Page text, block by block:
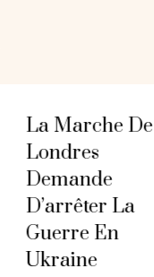
La Marche De
Londres
Demande
D’arrêter La
Guerre En
Ukraine